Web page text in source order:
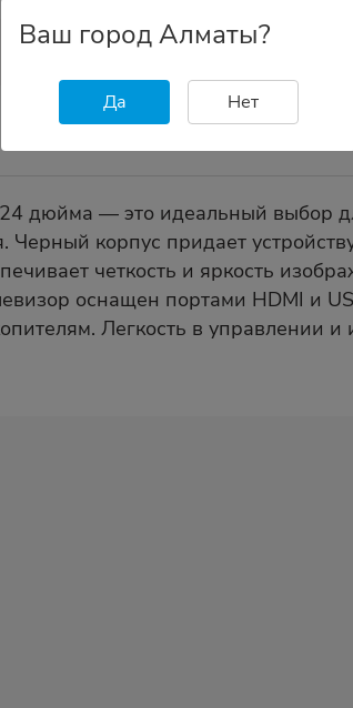
дюйма — это идеальный выбор
Черный корпус придает
четкость и яркость
оснащен портами HDMI и
Легкость в управлении
Ваш город Алматы?
Да Нет